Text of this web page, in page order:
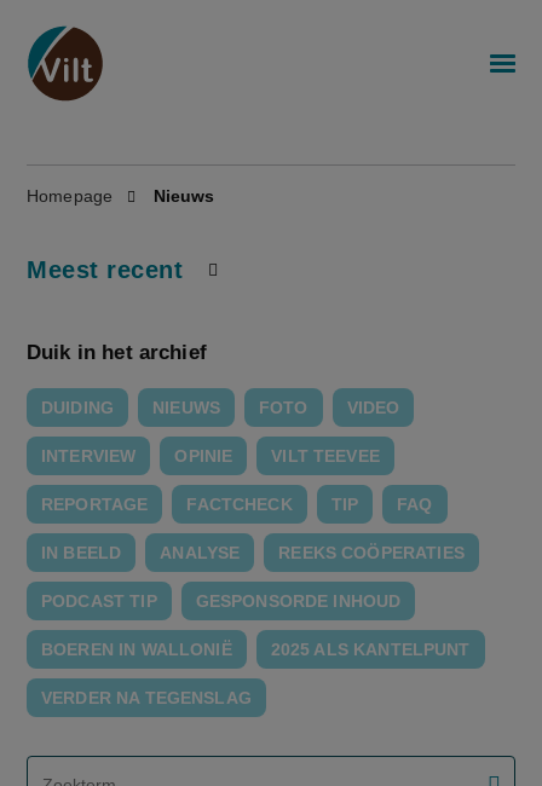
Homepage Nieuws
Meest recent
Duik in het archief
DUIDING NIEUWS FOTO VIDEO
INTERVIEW OPINIE VILT TEEVEE
REPORTAGE FACTCHECK TIP FAQ
IN BEELD ANALYSE REEKS COÖPERATIES
PODCAST TIP GESPONSORDE INHOUD
BOEREN IN WALLONIË 2025 ALS KANTELPUNT
VERDER NA TEGENSLAG